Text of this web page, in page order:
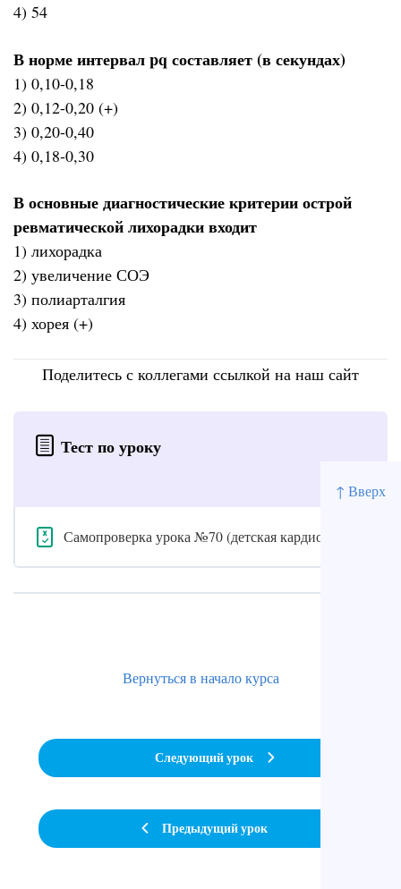
↑ Вверх
4) 54
В норме интервал pq составляет (в секундах)
1) 0,10-0,18
2) 0,12-0,20 (+)
3) 0,20-0,40
4) 0,18-0,30
В основные диагностические критерии острой
ревматической лихорадки входит
1) лихорадка
2) увеличение СОЭ
3) полиарталгия
4) хорея (+)
Поделитесь с коллегами ссылкой на наш сайт
Тест по уроку
Самопроверка урока №70 (детская кардиология)
Предыдущий урок
Вернуться в начало курса
Следующий урок